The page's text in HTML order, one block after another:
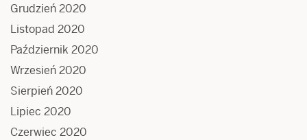
Grudzień 2020
Listopad 2020
Październik 2020
Wrzesień 2020
Sierpień 2020
Lipiec 2020
Czerwiec 2020